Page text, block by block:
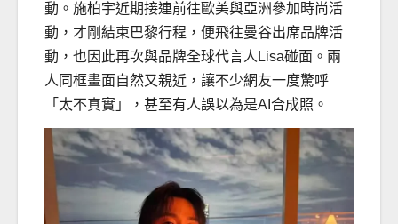
動。施柏宇近期接連前往歐美與亞洲參加時尚活
動，才剛結束巴黎行程，便飛往曼谷出席品牌活
動，也因此再次與品牌全球代言人Lisa碰面。兩
人同框畫面自然又親近，讓不少網友一度驚呼
「太不真實」，甚至有人誤以為是AI合成照。